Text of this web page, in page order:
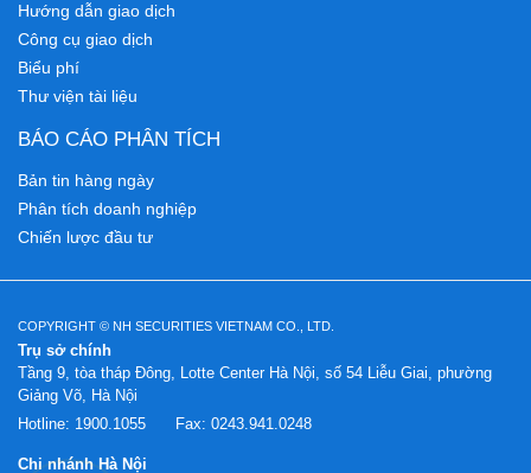
Hướng dẫn giao dịch
Công cụ giao dịch
Biểu phí
Thư viện tài liệu
BÁO CÁO PHÂN TÍCH
Bản tin hàng ngày
Phân tích doanh nghiệp
Chiến lược đầu tư
COPYRIGHT © NH SECURITIES VIETNAM CO., LTD.
Trụ sở chính
Tầng 9, tòa tháp Đông, Lotte Center Hà Nội, số 54 Liễu Giai, phường
Giảng Võ, Hà Nội
Hotline: 1900.1055 Fax: 0243.941.0248
Chi nhánh Hà Nội